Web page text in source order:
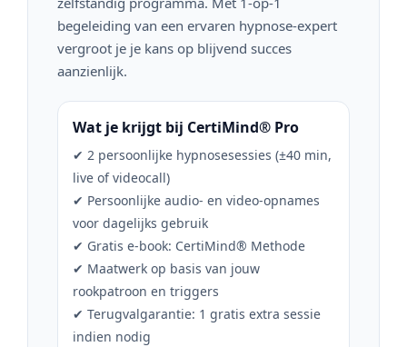
begeleiding van een ervaren hypnose-expert
vergroot je je kans op blijvend succes
aanzienlijk.
Wat je krijgt bij CertiMind® Pro
✔ 2 persoonlijke hypnosesessies (±40 min,
live of videocall)
✔ Persoonlijke audio- en video-opnames
voor dagelijks gebruik
✔ Gratis e-book: CertiMind® Methode
✔ Maatwerk op basis van jouw
rookpatroon en triggers
✔ Terugvalgarantie: 1 gratis extra sessie
indien nodig